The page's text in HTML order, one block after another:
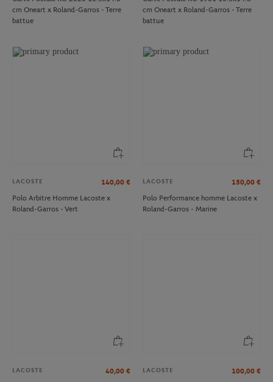
cm Oneart x Roland-Garros - Terre
battue
cm Oneart x Roland-Garros - Terre
battue
LACOSTE 140,00 €
Polo Arbitre Homme Lacoste x
Roland-Garros - Vert
LACOSTE 150,00 €
Polo Performance homme Lacoste x
Roland-Garros - Marine
LACOSTE 40,00 €
LACOSTE 100,00 €